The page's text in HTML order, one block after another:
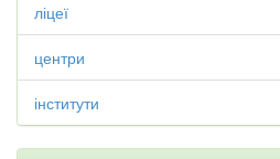
ліцеї
центри
інститути